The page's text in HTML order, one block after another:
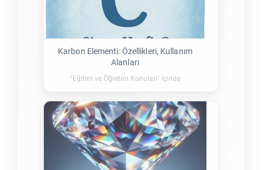
Karbon Elementi: Özellikleri, Kullanım
Alanları
"Eğitim ve Öğretim Konuları" içinde